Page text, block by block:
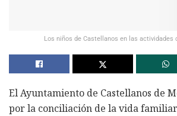
Los niños de Castellanos en las actividades
El Ayuntamiento de Castellanos de
por la conciliación de la vida